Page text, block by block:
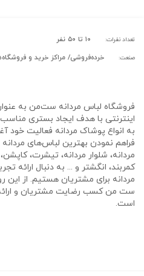
تعداد نفرات: ۱۰ تا ۵۰ نفر
صنعت: خرده‌فروشی/ مراکز خرید و
فروشگاه لباس مردانه ست‌من به
اینترنتی با هدف ایجاد بستری
به انواع پوشاک مردانه فعالیت خود
فراهم نمودن بهترین لباس‌های
مردانه، شلوار مردانه، تیشرت،
کمربند، انگشتر و ... به دنبال ارائه
مردانه برای مشتریان هستیم. از
ست من کسب رضایت مشتریان و
است.